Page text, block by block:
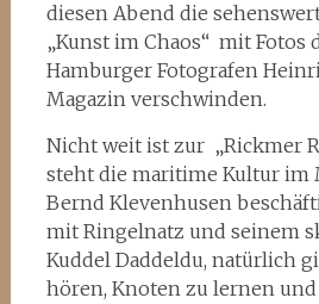
diesen Abend die
„Kunst im Chaos“ mit Fotos
Hamburger Fotografen
Magazin verschwinden.
Nicht weit ist zur „Rickmer
steht die maritime Kultur im
Bernd Klevenhusen
mit Ringelnatz und seinem
Kuddel Daddeldu, natürlich
hören, Knoten zu lernen und